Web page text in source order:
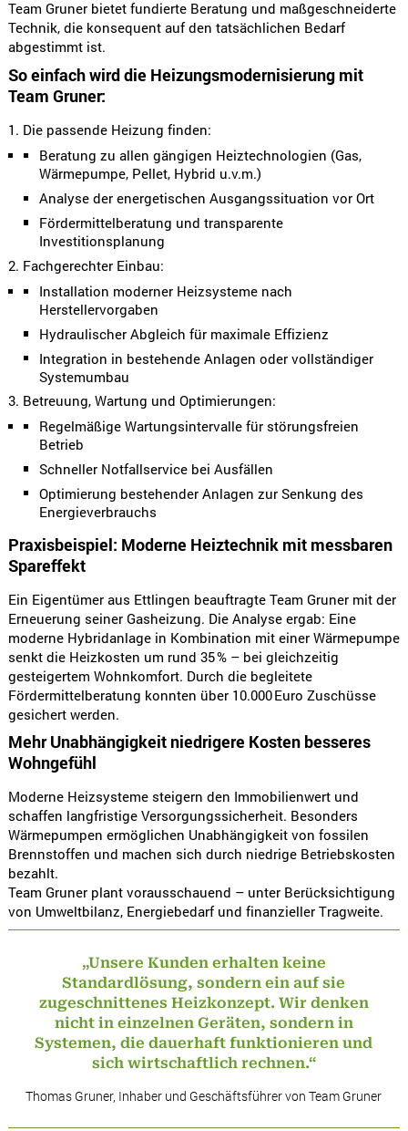
Team Gruner bietet fundierte Beratung und maßgeschneiderte
Technik, die konsequent auf den tatsächlichen Bedarf
abgestimmt ist.
So einfach wird die Heizungsmodernisierung mit
Team Gruner:
1. Die passende Heizung finden:
Beratung zu allen gängigen Heiztechnologien (Gas,
Wärmepumpe, Pellet, Hybrid u.v.m.)
Analyse der energetischen Ausgangssituation vor Ort
Fördermittelberatung und transparente
Investitionsplanung
2. Fachgerechter Einbau:
Installation moderner Heizsysteme nach
Herstellervorgaben
Hydraulischer Abgleich für maximale Effizienz
Integration in bestehende Anlagen oder vollständiger
Systemumbau
3. Betreuung, Wartung und Optimierungen:
Regelmäßige Wartungsintervalle für störungsfreien
Betrieb
Schneller Notfallservice bei Ausfällen
Optimierung bestehender Anlagen zur Senkung des
Energieverbrauchs
Praxisbeispiel: Moderne Heiztechnik mit messbaren
Spareffekt
Ein Eigentümer aus Ettlingen beauftragte Team Gruner mit der
Erneuerung seiner Gasheizung. Die Analyse ergab: Eine
moderne Hybridanlage in Kombination mit einer Wärmepumpe
senkt die Heizkosten um rund 35 % – bei gleichzeitig
gesteigertem Wohnkomfort. Durch die begleitete
Fördermittelberatung konnten über 10.000 Euro Zuschüsse
gesichert werden.
Mehr Unabhängigkeit niedrigere Kosten besseres
Wohngefühl
Moderne Heizsysteme steigern den Immobilienwert und
schaffen langfristige Versorgungssicherheit. Besonders
Wärmepumpen ermöglichen Unabhängigkeit von fossilen
Brennstoffen und machen sich durch niedrige Betriebskosten
bezahlt.
Team Gruner plant vorausschauend – unter Berücksichtigung
von Umweltbilanz, Energiebedarf und finanzieller Tragweite.
„Unsere Kunden erhalten keine
Standardlösung, sondern ein auf sie
zugeschnittenes Heizkonzept. Wir denken
nicht in einzelnen Geräten, sondern in
Systemen, die dauerhaft funktionieren und
sich wirtschaftlich rechnen.“
Thomas Gruner, Inhaber und Geschäftsführer von Team Gruner